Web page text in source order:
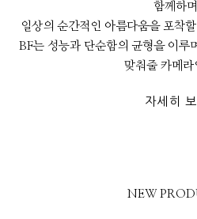
함께하며
일상의 순간적인 아름다움을 포착
BF는 성능과 단순함의 균형을 이루
맞춰줄 카메라
자세히 보
NEW